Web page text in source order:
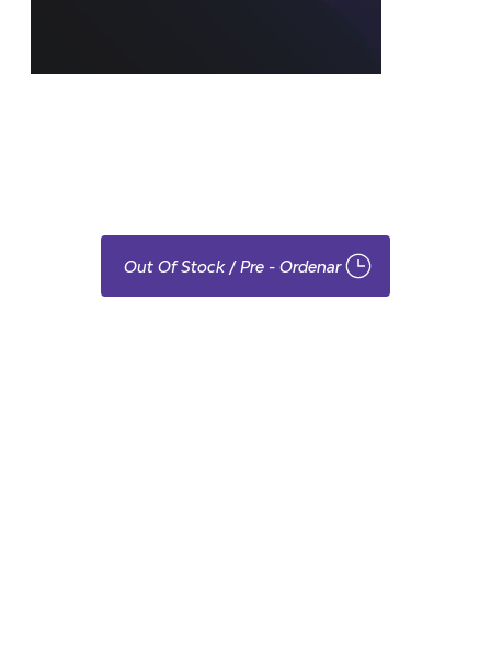
Out Of Stock / Pre - Ordenar